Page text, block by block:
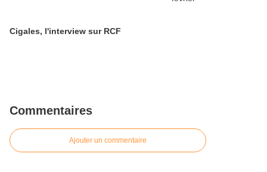
Cigales, l'interview sur RCF
Commentaires
Ajouter un commentaire